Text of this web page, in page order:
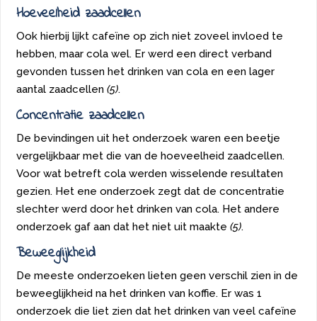
Hoeveelheid zaadcellen
Ook hierbij lijkt cafeïne op zich niet zoveel invloed te
hebben, maar cola wel. Er werd een direct verband
gevonden tussen het drinken van cola en een lager
aantal zaadcellen(5).
Concentratie zaadcellen
De bevindingen uit het onderzoek waren een beetje
vergelijkbaar met die van de hoeveelheid zaadcellen.
Voor wat betreft cola werden wisselende resultaten
gezien. Het ene onderzoek zegt dat de concentratie
slechter werd door het drinken van cola. Het andere
onderzoek gaf aan dat het niet uit maakte(5).
Beweeglijkheid
De meeste onderzoeken lieten geen verschil zien in de
beweeglijkheid na het drinken van koffie. Er was 1
onderzoek die liet zien dat het drinken van veel cafeïne